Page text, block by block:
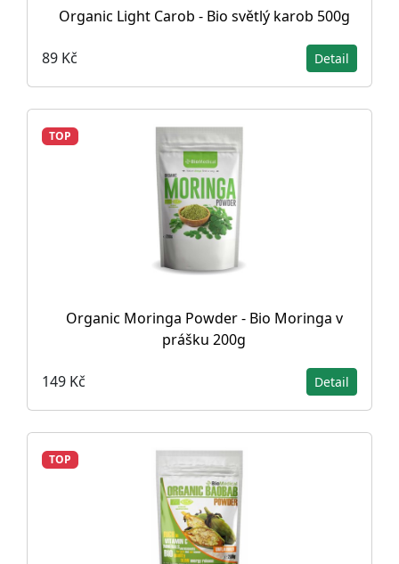
Organic Light Carob - Bio světlý karob 500g
89 Kč Detail
TOP
Organic Moringa Powder - Bio Moringa v
prášku 200g
149 Kč Detail
TOP